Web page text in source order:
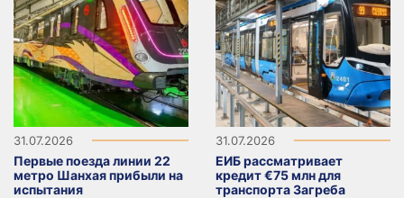
31.07.2026
Первые поезда линии 22
метро Шанхая прибыли на
испытания
31.07.2026
ЕИБ рассматривает
кредит €75 млн для
транспорта Загреба